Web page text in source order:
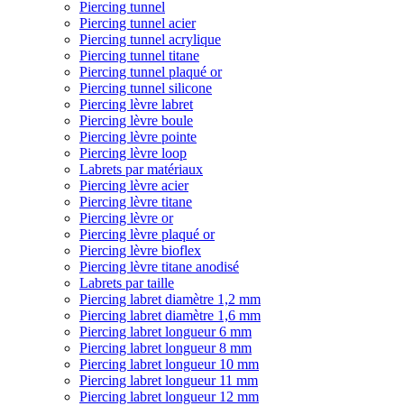
Piercing tunnel
Piercing tunnel acier
Piercing tunnel acrylique
Piercing tunnel titane
Piercing tunnel plaqué or
Piercing tunnel silicone
Piercing lèvre labret
Piercing lèvre boule
Piercing lèvre pointe
Piercing lèvre loop
Labrets par matériaux
Piercing lèvre acier
Piercing lèvre titane
Piercing lèvre or
Piercing lèvre plaqué or
Piercing lèvre bioflex
Piercing lèvre titane anodisé
Labrets par taille
Piercing labret diamètre 1,2 mm
Piercing labret diamètre 1,6 mm
Piercing labret longueur 6 mm
Piercing labret longueur 8 mm
Piercing labret longueur 10 mm
Piercing labret longueur 11 mm
Piercing labret longueur 12 mm